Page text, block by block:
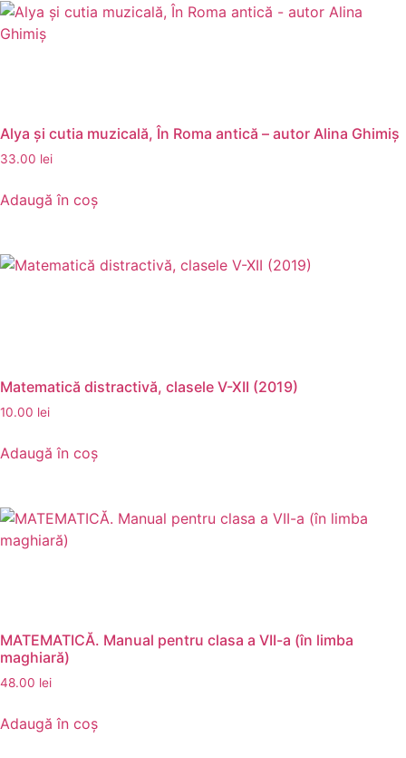
Alya şi cutia muzicală, În Roma antică – autor Alina Ghimiș
33.00 lei
Adaugă în coș
Matematică distractivă, clasele V-XII (2019)
10.00 lei
Adaugă în coș
MATEMATICĂ. Manual pentru clasa a VII-a (în limba
maghiară)
48.00 lei
Adaugă în coș